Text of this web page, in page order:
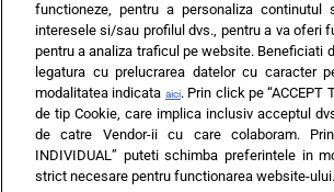
Echipa
functioneze, pentru a personaliza
interesele si/sau profilul dvs., pentru a va oferi
pentru a analiza traficul pe website. Beneficiati
legatura cu prelucrarea datelor cu caracter
modalitatea indicata aici. Prin click pe “ACCEPT
de tip Cookie, care implica inclusiv acceptul
de catre Vendor-ii cu care colaboram.
INDIVIDUAL” puteti schimba preferintele in
strict necesare pentru functionarea website-ului.